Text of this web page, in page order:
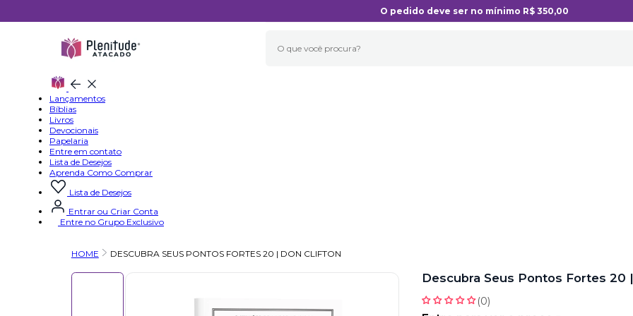
O pedido deve ser no mínimo R$ 350,00
Fechar
aba
atual
Lançamentos
Bíblias
Livros
Devocionais
Papelaria
Entre em contato
Lista de Desejos
Aprenda Como Comprar
Lista de Desejos
Entrar ou Criar Conta
Entre no Grupo Exclusivo
HOME DESCUBRA SEUS PONTOS FORTES 20 | DON CLIFTON
Descubra Seus Pontos Fortes 20